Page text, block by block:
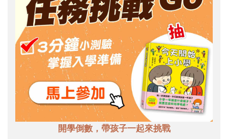
開學倒數，帶孩子一起來挑戰